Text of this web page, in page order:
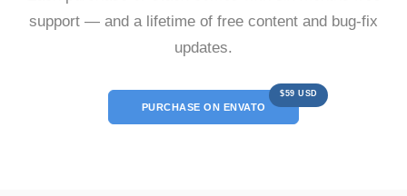
support — and a lifetime of free content and bug-fix
updates.
PURCHASE ON ENVATO
$59 USD